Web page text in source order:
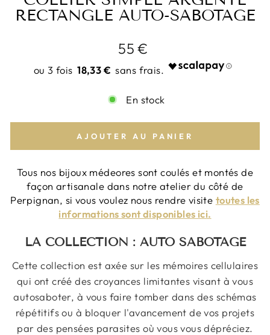
RECTANGLE AUTO-SABOTAGE
Prix
55 €
18,33 €
En stock
AJOUTER AU PANIER
Tous nos bijoux médeores sont coulés et montés de
façon artisanale dans notre atelier du côté de
Perpignan, si vous voulez nous rendre visite toutes les
informations sont disponibles ici.
LA COLLECTION : AUTO SABOTAGE
Cette collection est axée sur les mémoires cellulaires
qui ont créé des croyances limitantes visant à vous
autosaboter, à vous faire tomber dans des schémas
répétitifs ou à bloquer l'avancement de vos projets
par des pensées parasites où vous vous dépréciez.